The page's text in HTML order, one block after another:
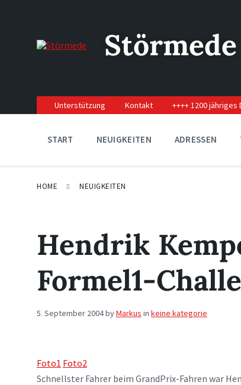
navigation
Störmede
Unterstützung Kontakt ++++ 1200 jähriges
START NEUIGKEITEN ADRESSEN
HOME NEUIGKEITEN
Hendrik
Formel1-
5. September 2004byMarkus in keine kategorie
Foto1 Foto2
Schnellster Fahrer beim GrandPrix-Fahren war